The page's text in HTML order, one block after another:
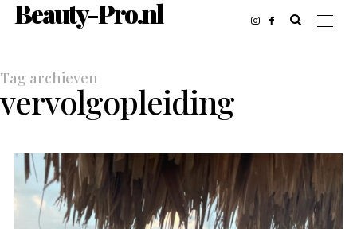
Beauty-Pro.nl
Tag archieven
vervolgopleiding